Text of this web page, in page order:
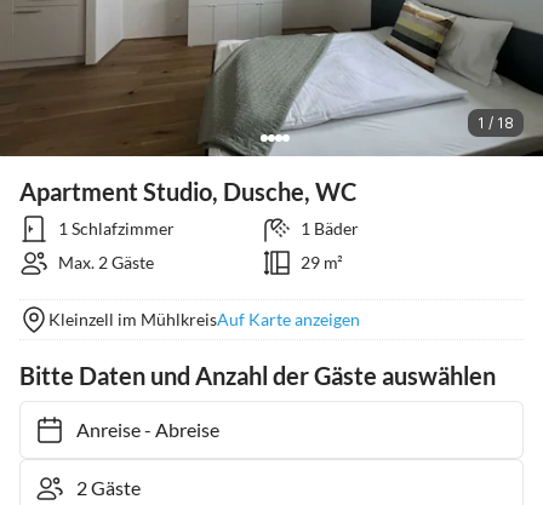
1 / 18
Apartment Studio, Dusche, WC
1 Schlafzimmer
1 Bäder
Max. 2 Gäste
29 m²
Kleinzell im MühlkreisAuf Karte anzeigen
Bitte Daten und Anzahl der Gäste auswählen
Anreise- Abreise